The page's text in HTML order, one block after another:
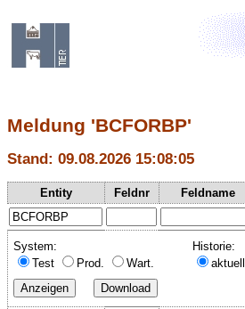
Meldung 'BCFORBP'
Stand: 09.08.2026 15:08:05
Entity Feldnr Feldname
System:
Test
Prod. Wart.
Historie:
aktuell